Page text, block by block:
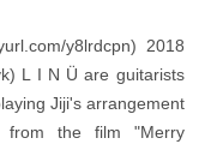
Reproductor
y8lrdcpn) 2018
L I N Ü are guitarists
Jiji's arrangement
from the film "Merry